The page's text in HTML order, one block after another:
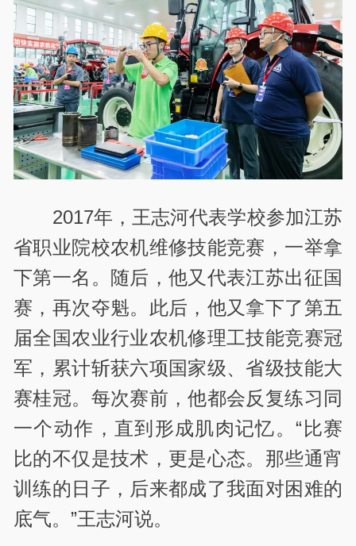
2017年，王志河代表学校参加江苏
省职业院校农机维修技能竞赛，一举拿
下第一名。随后，他又代表江苏出征国
赛，再次夺魁。此后，他又拿下了第五
届全国农业行业农机修理工技能竞赛冠
军，累计斩获六项国家级、省级技能大
赛桂冠。每次赛前，他都会反复练习同
一个动作，直到形成肌肉记忆。“ 比赛
比的不仅是技术，更是心态。那些通宵
训练的日子，后来都成了我面对困难的
底气。 ”王志河说。